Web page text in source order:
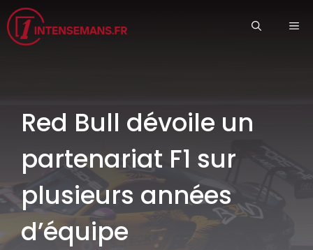
Aller
au
contenu
Red Bull dévoile un
partenariat F1 sur
plusieurs années
d’équipe